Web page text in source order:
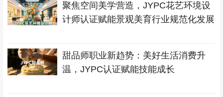
聚焦空间美学营造，JYPC花艺环境设
计师认证赋能景观美育行业规范化发展
甜品师职业新趋势：美好生活消费升
温，JYPC认证赋能技能成长